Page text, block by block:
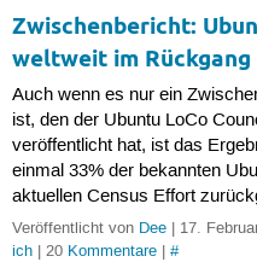
Zwischenbericht:
weltweit im Rückgang
Auch wenn es nur ein
ist, den der Ubuntu LoCo
veröffentlicht hat, ist das
einmal 33% der bekannten
aktuellen Census Effort
Veröffentlicht von Dee| 17.
ich| 20 Kommentare| #